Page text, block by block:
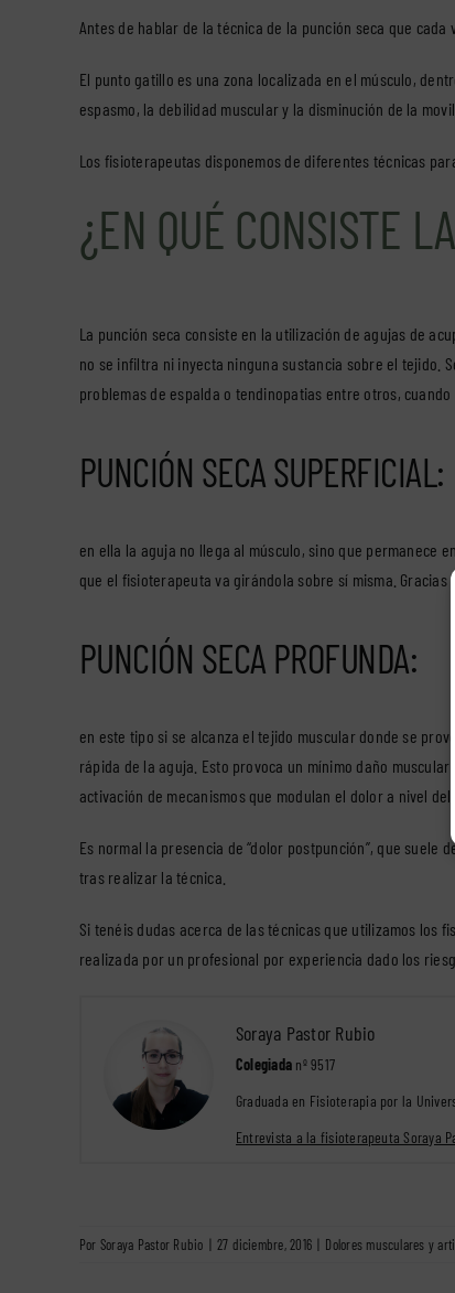
Antes de hablar de la técnica de la punción seca que
El punto gatillo es una zona localizada en el músculo,
espasmo, la debilidad muscular y la disminución de la
Los fisioterapeutas disponemos de diferentes técnicas
¿EN QUÉ CONSISTE
La punción seca consiste en la utilización de agujas de
no se infiltra ni inyecta ninguna sustancia sobre el tejido.
problemas de espalda o tendinopatias entre otros,
PUNCIÓN SECA SUPERFICIAL:
en ella la aguja no llega al músculo, sino que permanece
que el fisioterapeuta va girándola sobre sí misma.
PUNCIÓN SECA PROFUNDA:
en este tipo si se alcanza el tejido muscular donde se
rápida de la aguja. Esto provoca un mínimo daño
activación de mecanismos que modulan el dolor a nivel
Es normal la presencia de “dolor postpunción”, que
tras realizar la técnica.
Si tenéis dudas acerca de las técnicas que utilizamos los
realizada por un profesional por experiencia dado los
Soraya Pastor Rubio
Colegiada nº 9517
Graduada en Fisioterapia por la
Entrevista a la fisioterapeuta Soraya
Por Soraya Pastor Rubio 27 diciembre, 2016 Dolores musculares y